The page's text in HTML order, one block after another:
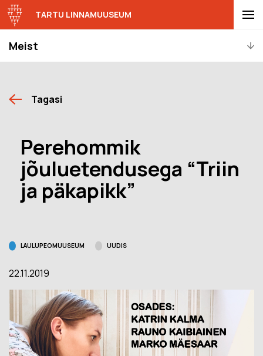
Meist
TARTU LINNAMUUSEUM
Tagasi
Perehommik
jõuluetendusega “Triin
ja päkapikk”
LAULUPEOMUUSEUM UUDIS
22.11.2019